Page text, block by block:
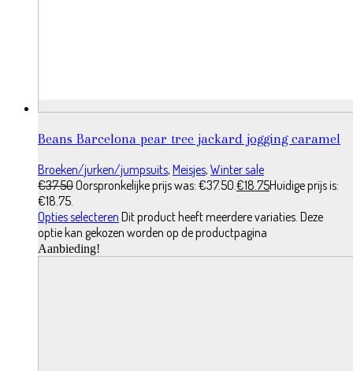
Beans Barcelona pear tree jackard jogging caramel
Broeken/jurken/jumpsuits, Meisjes, Winter sale
€37.50Oorspronkelijke prijs was: €37.50. €18.75Huidige prijs is:
€18.75.
Opties selecteren Dit product heeft meerdere variaties. Deze
optie kan gekozen worden op de productpagina
Aanbieding!